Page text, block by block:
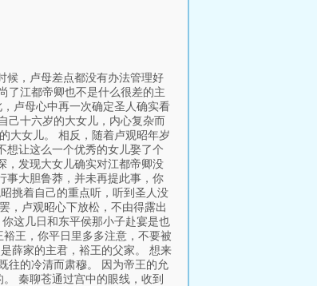
候，卢母差点都没有办法管理好
了江都帝卿也不是什么很差的主
卢母心中再一次确定圣人确实看
己十六岁的大女儿，内心复杂而
大女儿。 相反，随着卢观昭年岁
想让这么一个优秀的女儿娶了个
，发现大女儿确实对江都帝卿没
事大胆鲁莽，并未再提此事，你
挑着自己的重点听，听到圣人没
，卢观昭心下放松，不由得露出
这几日和东平侯那小子赴宴是也
王，你平日里多多注意，不要被
薛家的主君，裕王的父家。 想来
往的冷清而肃穆。 因为帝王的允
秦聊苍通过宫中的眼线，收到